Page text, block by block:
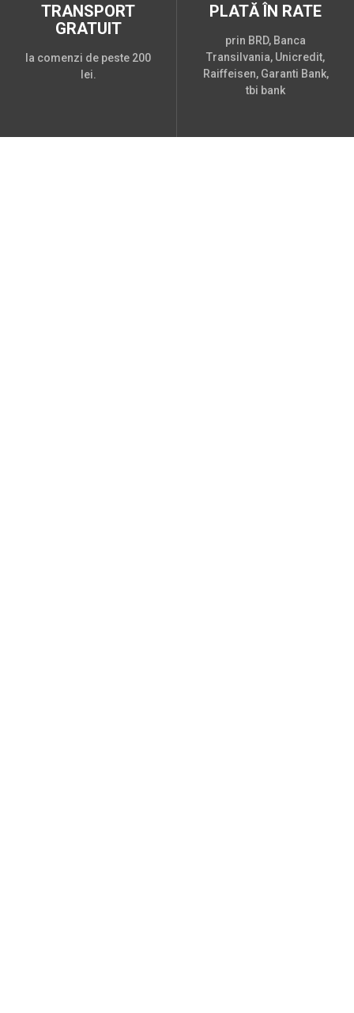
TRANSPORT
GRATUIT
la comenzi de peste 200
lei.
PLATĂ ÎN RATE
prin BRD, Banca
Transilvania, Unicredit,
Raiffeisen, Garanti Bank,
tbi bank